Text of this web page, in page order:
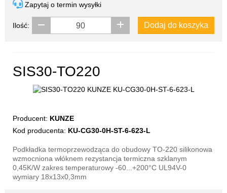
Zapytaj o termin wysyłki
Ilość: Dodaj do koszyka
SIS30-TO220
Producent: KUNZE
Kod producenta: KU-CG30-0H-ST-6-623-L
Podkładka termoprzewodząca do obudowy TO-220 silikonowa
wzmocniona włóknem rezystancja termiczna szklanym
0,45K/W zakres temperaturowy -60...+200°C UL94V-0
wymiary 18x13x0,3mm